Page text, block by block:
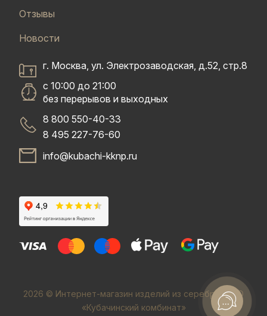
Отзывы
Новости
г. Москва, ул. Электрозаводская, д.52, стр.8
с 10:00 до 21:00
без перерывов и выходных
8 800 550-40-33
8 495 227-76-60
info@kubachi-kknp.ru
2026 © Интернет-магазин изделий из серебра. ООО
«Кубачинский комбинат»